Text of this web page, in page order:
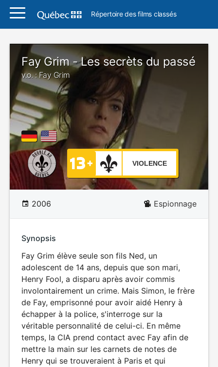
Répertoire des films classés
Fay Grim - Les secrèts du passé
v.o. : Fay Grim
VIOLENCE
2006 Espionnage
Synopsis
Fay Grim élève seule son fils Ned, un
adolescent de 14 ans, depuis que son mari,
Henry Fool, a disparu après avoir commis
involontairement un crime. Mais Simon, le frère
de Fay, emprisonné pour avoir aidé Henry à
échapper à la police, s'interroge sur la
véritable personnalité de celui-ci. En même
temps, la CIA prend contact avec Fay afin de
mettre la main sur les carnets de notes de
Henry qui se trouveraient à Paris et qui